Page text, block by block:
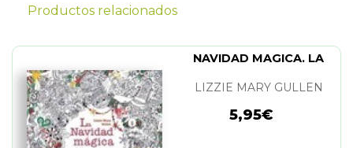
Productos relacionados
NAVIDAD MAGICA. LA
LIZZIE MARY GULLEN
5,95€